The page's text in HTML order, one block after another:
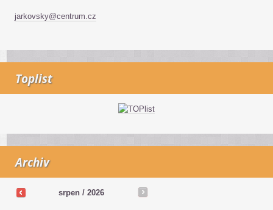
jarkovsky@centrum.cz
Toplist
Archiv
srpen / 2026